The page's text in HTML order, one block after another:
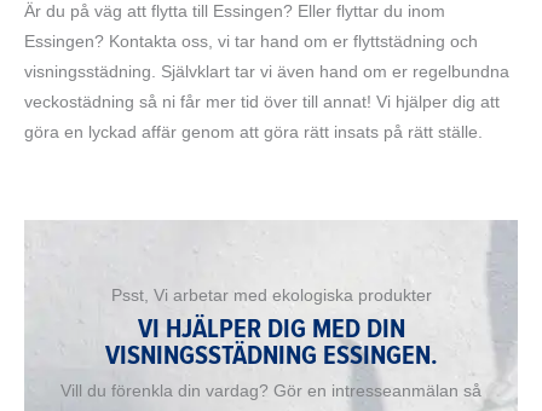
Är du på väg att flytta till Essingen? Eller flyttar du inom
Essingen? Kontakta oss, vi tar hand om er flyttstädning och
visningsstädning. Självklart tar vi även hand om er regelbundna
veckostädning så ni får mer tid över till annat! Vi hjälper dig att
göra en lyckad affär genom att göra rätt insats på rätt ställe.
Psst, Vi arbetar med ekologiska produkter
VI HJÄLPER DIG MED DIN
VISNINGSSTÄDNING ESSINGEN.
Vill du förenkla din vardag? Gör en intresseanmälan så